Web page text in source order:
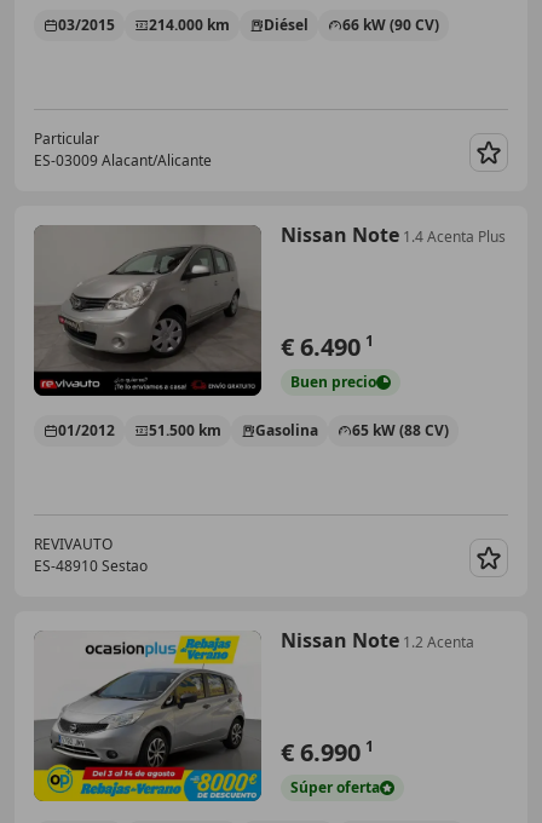
03/2015 214.000 km Diésel 66 kW (90 CV)
Particular
ES-03009 Alacant/Alicante
Nissan Note 1.4 Acenta Plus
€ 6.490 1
Buen precio
01/2012 51.500 km Gasolina 65 kW (88 CV)
REVIVAUTO
ES-48910 Sestao
Nissan Note 1.2 Acenta
€ 6.990 1
Súperoferta